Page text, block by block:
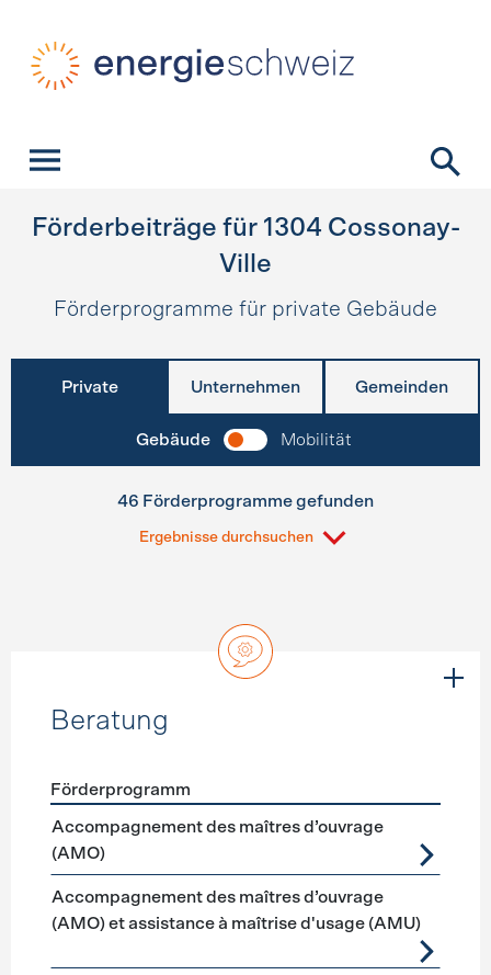
Förderbeiträge für 1304 Cossonay-
Ville
Förderprogramme für private Gebäude
Private Unternehmen Gemeinden
Gebäude Mobilität
46 Förderprogramme gefunden
Ergebnisse durchsuchen
Beratung
Förderprogramme Beratung
Förderprogramm
Accompagnement des maîtres d’ouvrage
(AMO)
Accompagnement des maîtres d’ouvrage
(AMO) et assistance à maîtrise d'usage (AMU)